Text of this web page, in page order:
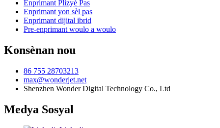
Enprimant Plizyè Pas
Enprimant yon sèl pas
Enprimant dijital ibrid
Pre-enprimant woulo a woulo
Konsènan nou
86 755 28703213
max@wonderjet.net
Shenzhen Wonder Digital Technology Co., Ltd
Medya Sosyal